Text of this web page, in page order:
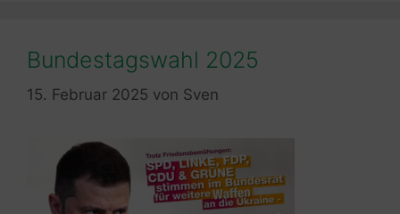
Bundestagswahl 2025
15. Februar 2025 von Sven